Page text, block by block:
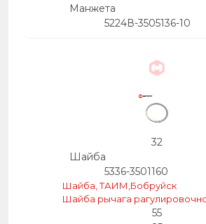
Манжета
5224В-3505136-10
32
Шайба
5336-3501160
Шайба, ТАИМ,Бобруйск
Шайба рычага
55